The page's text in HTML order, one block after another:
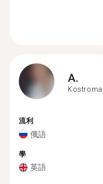
A.
Kostroma
流利
俄語
學
英語